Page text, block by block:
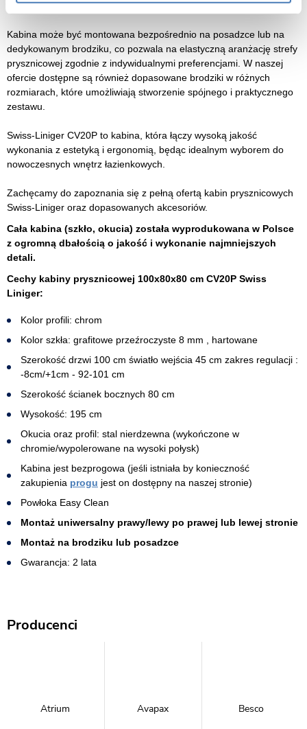
łazienek, jak i większych przestrzeni kąpielowych.
Kabina może być montowana bezpośrednio na posadzce lub na
dedykowanym brodziku, co pozwala na elastyczną aranżację strefy
prysznicowej zgodnie z indywidualnymi preferencjami. W naszej
ofercie dostępne są również dopasowane brodziki w różnych
rozmiarach, które umożliwiają stworzenie spójnego i praktycznego
zestawu.
Swiss-Liniger CV20P to kabina, która łączy wysoką jakość
wykonania z estetyką i ergonomią, będąc idealnym wyborem do
nowoczesnych wnętrz łazienkowych.
Zachęcamy do zapoznania się z pełną ofertą kabin prysznicowych
Swiss-Liniger oraz dopasowanych akcesoriów.
Cała kabina (szkło, okucia) została wyprodukowana w Polsce
z ogromną dbałością o jakość i wykonanie najmniejszych
detali.
Cechy kabiny prysznicowej 100x80x80 cm CV20P Swiss
Liniger:
Kolor profili: chrom
Kolor szkła: grafitowe przeźroczyste 8 mm , hartowane
Szerokość drzwi 100 cm światło wejścia 45 cm zakres regulacji :
-8cm/+1cm - 92-101 cm
Szerokość ścianek bocznych 80 cm
Wysokość: 195 cm
Okucia oraz profil: stal nierdzewna (wykończone w
chromie/wypolerowane na wysoki połysk)
Kabina jest bezprogowa (jeśli istniała by konieczność
zakupienia progu jest on dostępny na naszej stronie)
Powłoka Easy Clean
Montaż uniwersalny prawy/lewy po prawej lub lewej stronie
Montaż na brodziku lub posadzce
Gwarancja: 2 lata
Producenci
Atrium Avapax Besco